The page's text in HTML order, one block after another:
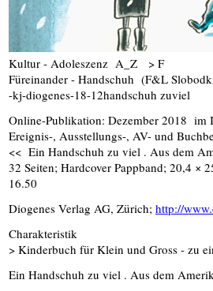
Kultur - Adoleszenz A_Z > F
Füreinander - Handschuh (F&L
-kj-diogenes-18-12handschuh zuviel
Online-Publikation: Dezember 2018 im
Ereignis-, Ausstellungs-, AV- und
<< Ein Handschuh zu viel . Aus dem
32 Seiten; Hardcover Pappband; 20,4
16.50
Diogenes Verlag AG, Zürich; http://
Charakteristik
> Kinderbuch für Klein und Gross - zu
Ein Handschuh zu viel . Aus dem